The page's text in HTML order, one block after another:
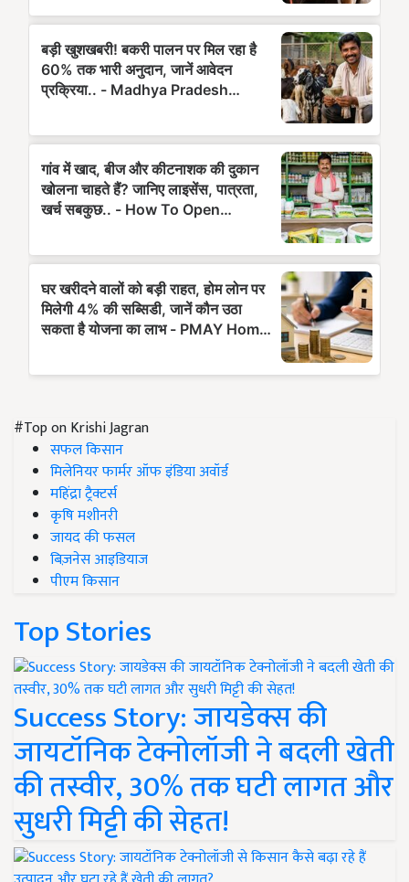
#Top on Krishi Jagran
सफल किसान
मिलेनियर फार्मर ऑफ इंडिया अवॉर्ड
महिंद्रा ट्रैक्टर्स
कृषि मशीनरी
जायद की फसल
बिज़नेस आइडियाज
पीएम किसान
Top Stories
Success Story: जायडेक्स की
जायटॉनिक टेक्नोलॉजी ने बदली खेती
की तस्वीर, 30% तक घटी लागत और
सुधरी मिट्टी की सेहत!